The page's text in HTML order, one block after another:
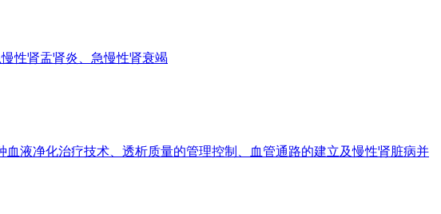
性肾盂肾炎、急慢性肾衰竭
液净化治疗技术、透析质量的管理控制、血管通路的建立及慢性肾脏病并